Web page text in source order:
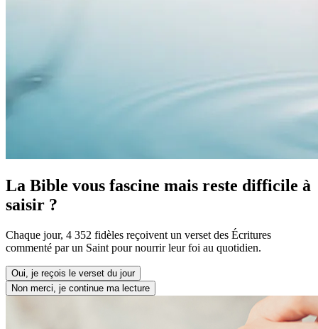
La Bible vous fascine mais reste difficile à
saisir ?
Chaque jour, 4 352 fidèles reçoivent un verset des Écritures
commenté par un Saint pour nourrir leur foi au quotidien.
Oui, je reçois le verset du jour
Non merci, je continue ma lecture